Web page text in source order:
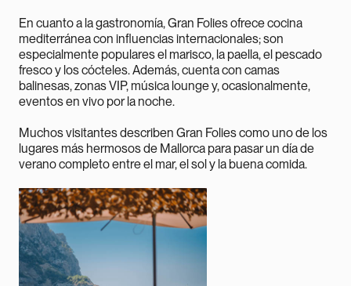
En cuanto a la gastronomía, Gran Folies ofrece cocina
mediterránea con influencias internacionales; son
especialmente populares el marisco, la paella, el pescado
fresco y los cócteles. Además, cuenta con camas
balinesas, zonas VIP, música lounge y, ocasionalmente,
eventos en vivo por la noche.
Muchos visitantes describen Gran Folies como uno de los
lugares más hermosos de Mallorca para pasar un día de
verano completo entre el mar, el sol y la buena comida.